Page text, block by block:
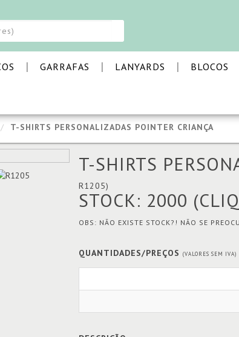
| GARRAFAS | LANYARDS | BLOCOS
T-SHIRTS PERSONALIZADAS POINTER CRIANÇA
T-SHIRTS
R1205)
STOCK: 2000
OBS: NÃO EXISTE STOCK?! NÃO SE
QUANTIDADES/PREÇOS (VALORES SEM IVA)